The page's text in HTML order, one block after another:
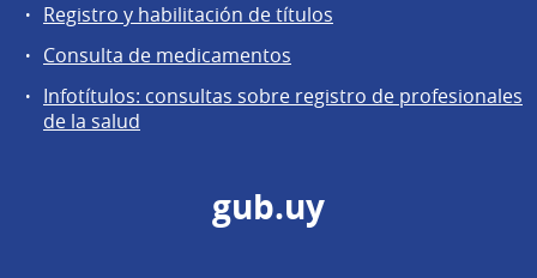
Registro y habilitación de títulos
Consulta de medicamentos
Infotítulos: consultas sobre registro de profesionales
de la salud
gub.uy